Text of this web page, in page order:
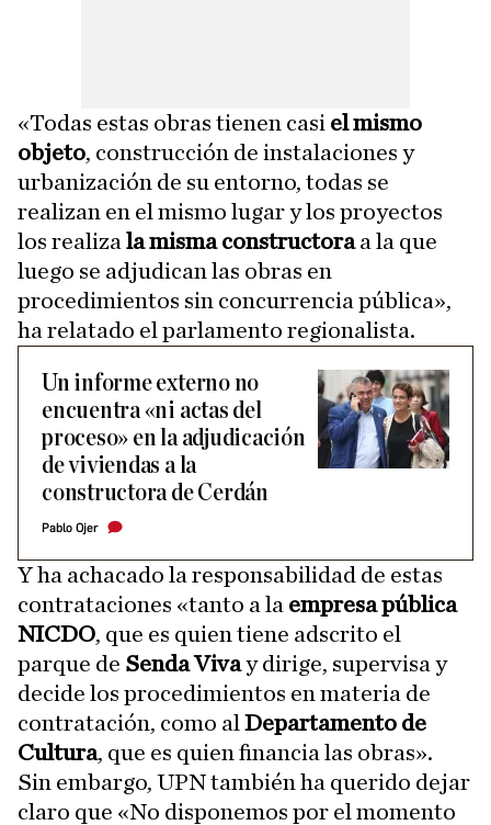
«Todas estas obras tienen casi el mismo
objeto, construcción de instalaciones y
urbanización de su entorno, todas se
realizan en el mismo lugar y los proyectos
los realiza la misma constructoraa la que
luego se adjudican las obras en
procedimientos sin concurrencia pública»,
ha relatado el parlamento regionalista.
Un informe externo no
encuentra «ni actas del
proceso» en la adjudicación
de viviendas a la
constructora de Cerdán
Pablo Ojer
Y ha achacado la responsabilidad de estas
contrataciones «tanto a la empresa pública
NICDO, que es quien tiene adscrito el
parque de Senda Vivay dirige, supervisa y
decide los procedimientos en materia de
contratación, como al Departamento de
Cultura, que es quien financia las obras».
Sin embargo, UPN también ha querido dejar
claro que «No disponemos por el momento